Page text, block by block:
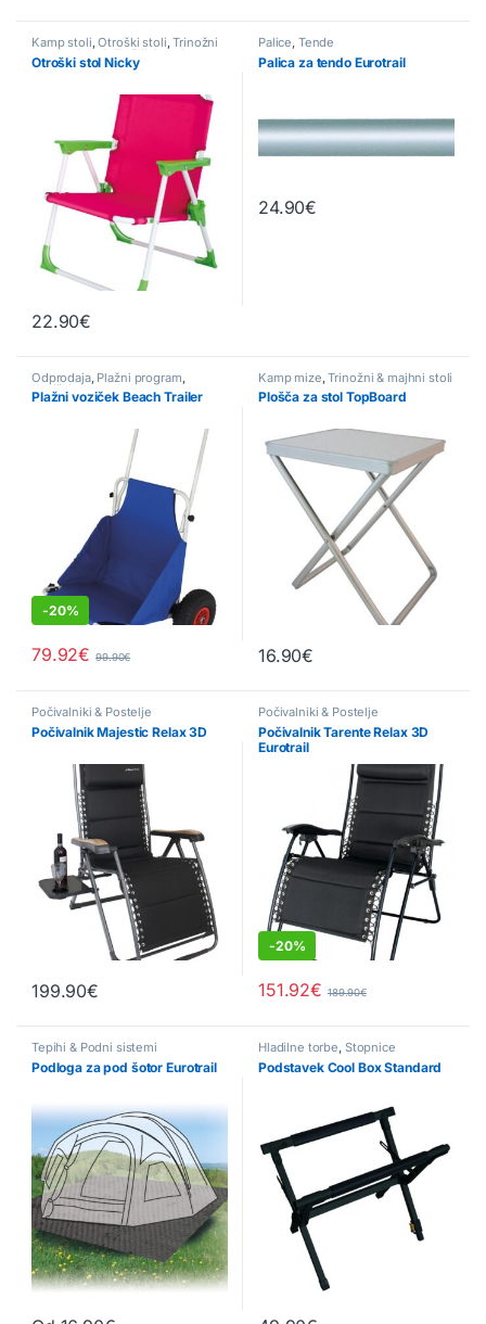
Kamp stoli,Otroški stoli,Trinožni
& majhni stoli ,Zložljivi stoli
Otroški stol Nicky
22.90€
Ta izdelek ima več različic. Možnosti lahko izberete na strani
Palice, Tende
Palica za tendo Eurotrail
24.90€
Odprodaja, Plažni program,
Vozički
Plažni voziček Beach Trailer
-20%
79.92€ 99.90€
Kamp mize,Trinožni & majhni stoli
Plošča za stol TopBoard
16.90€
Počivalniki & Postelje
Počivalnik Majestic Relax 3D
199.90€
Počivalniki & Postelje
Počivalnik Tarente Relax 3D
Eurotrail
-20%
151.92€ 189.90€
Tepihi & Podni sistemi
Podloga za pod šotor Eurotrail
Hladilne torbe, Stopnice
Podstavek Cool Box Standard